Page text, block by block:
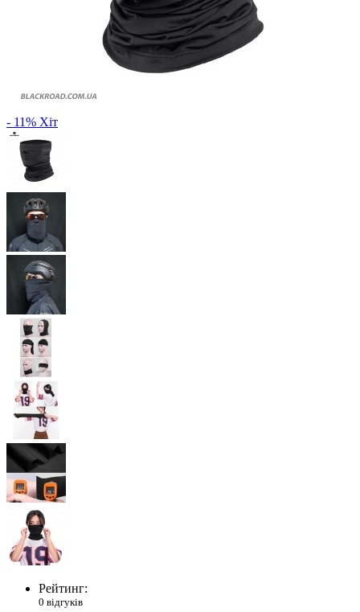
- 11% Хіт
Рейтинг:
0 відгуків